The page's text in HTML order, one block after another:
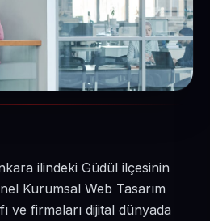
ilindeki Güdül ilçesinin
Kurumsal Web Tasarım
ve firmaları dijital dünyada